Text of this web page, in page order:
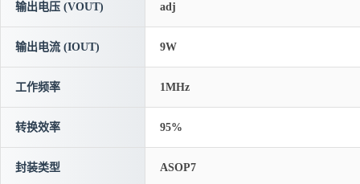
输出电压 (VOUT) adj
输出电流 (IOUT) 9W
工作频率 1MHz
转换效率 95%
封装类型 ASOP7